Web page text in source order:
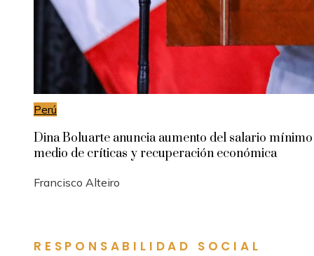
Perú
Dina Boluarte anuncia aumento del salario
medio de críticas y recuperación económica
Francisco Alteiro
RESPONSABILIDAD SOCIAL